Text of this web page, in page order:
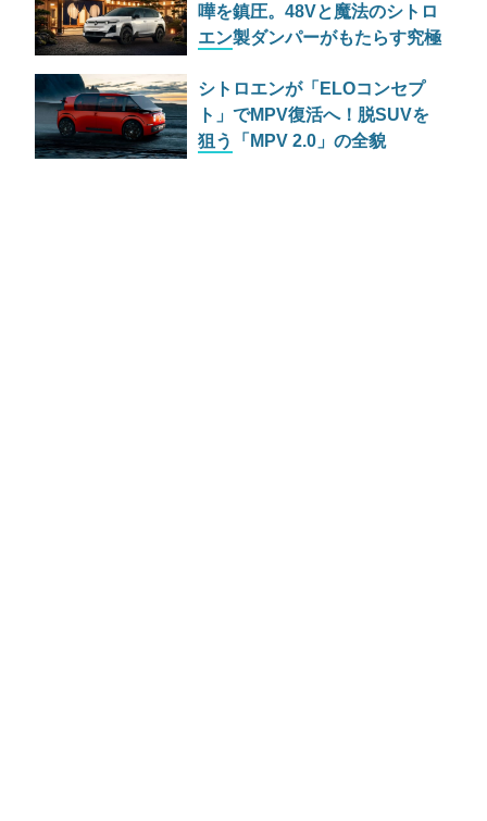
嘩を鎮圧。48Vと魔法のシトロ
エン製ダンパーがもたらす究極
シトロエンが「ELOコンセプ
ト」でMPV復活へ！脱SUVを
狙う「MPV 2.0」の全貌